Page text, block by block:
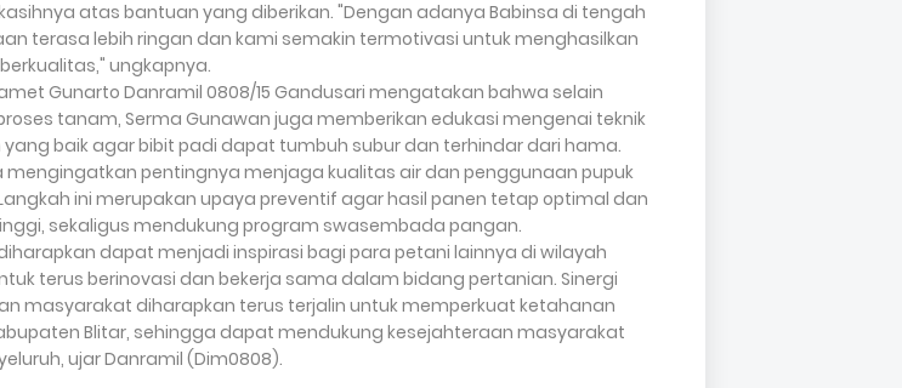
atas bantuan yang diberikan. "Dengan adanya Babinsa di tengah
terasa lebih ringan dan kami semakin termotivasi untuk menghasilkan
ungkapnya.
Gunarto Danramil 0808/15 Gandusari mengatakan bahwa selain
tanam, Serma Gunawan juga memberikan edukasi mengenai teknik
baik agar bibit padi dapat tumbuh subur dan terhindar dari hama.
mengingatkan pentingnya menjaga kualitas air dan penggunaan pupuk
ini merupakan upaya preventif agar hasil panen tetap optimal dan
sekaligus mendukung program swasembada pangan.
dapat menjadi inspirasi bagi para petani lainnya di wilayah
terus berinovasi dan bekerja sama dalam bidang pertanian. Sinergi
masyarakat diharapkan terus terjalin untuk memperkuat ketahanan
Blitar, sehingga dapat mendukung kesejahteraan masyarakat
ujar Danramil (Dim0808).